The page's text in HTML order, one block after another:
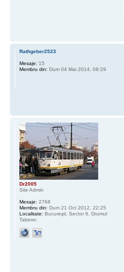
Rathgeber2523
Mesaje: 15
Membru din: Dum 04 Mai 2014, 08:29
Dr2005
Site Admin
Mesaje: 2768
Membru din: Dum 21 Oct 2012, 22:25
Localitate: Bucureşti, Sector 6, Drumul
Taberei